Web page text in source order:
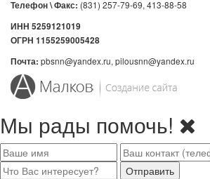
Телефон \ Факс: (831) 257-79-69, 413-88-58
ИНН 5259121019
ОГРН 1155259005428
Почта: pbsnn@yandex.ru, pilousnn@yandex.ru
Мы рады помочь!